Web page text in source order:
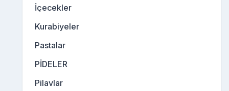
İçecekler
Kurabiyeler
Pastalar
PİDELER
Pilavlar